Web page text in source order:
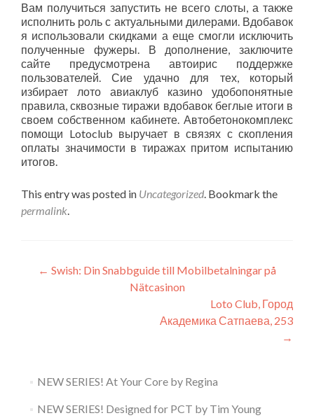
Вам получиться запустить не всего слоты, а также
исполнить роль с актуальными дилерами. Вдобавок
я использовали скидками а еще смогли исключить
полученные фужеры. В дополнение, заключите
сайте предусмотрена автоирис поддержке
пользователей. Сие удачно для тех, который
избирает лото авиаклуб казино удобопонятные
правила, сквозные тиражи вдобавок беглые итоги в
своем собственном кабинете. Автобетонокомплекс
помощи Lotoclub выручает в связях с скопления
оплаты значимости в тиражах притом испытанию
итогов.
This entry was posted in Uncategorized. Bookmark the
permalink.
Post
navigation
← Swish: Din Snabbguide till Mobilbetalningar på
Nätcasinon
Loto Club, Город
Академика Сатпаева, 253
→
NEW SERIES! At Your Core by Regina
NEW SERIES! Designed for PCT by Tim Young